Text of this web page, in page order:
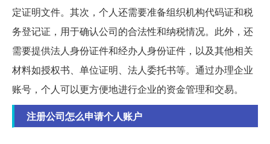
定证明文件。其次，个人还需要准备组织机构代码证和税
务登记证，用于确认公司的合法性和纳税情况。此外，还
需要提供法人身份证件和经办人身份证件，以及其他相关
材料如授权书、单位证明、法人委托书等。通过办理企业
账号，个人可以更方便地进行企业的资金管理和交易。
注册公司怎么申请个人账户